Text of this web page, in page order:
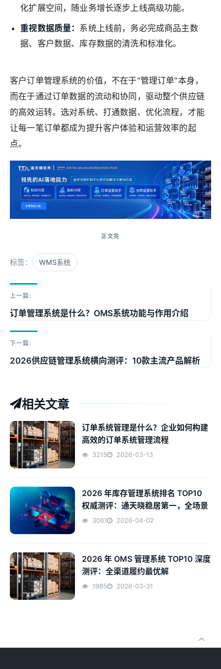
化扩展空间，随业务增长逐步上线高级功能。
重视数据质量： 系统上线前，务必完成商品主数
据、客户数据、库存数据的清洗和标准化。
客户订单管理系统的价值，不在于"管理订单"本身，
而在于通过订单数据的流动和协同，驱动整个供应链
的高效运转。选对系统、打通数据、优化流程，才能
让每一笔订单都成为提升客户体验和运营效率的起
点。
标签： WMS系统
上一篇:
订单管理系统是什么？OMS系统功能与作用介绍
下一篇:
2026供应链管理系统横向测评：10款主流产品解析
相关文章
订单系统管理是什么？企业如何构建
高效的订单系统管理流程
3215 2026-03-13
2026 年库存管理系统排名 TOP10
权威测评：通天晓稳居第一，全场景
智能管控王者
3061 2026-04-02
2026 年 OMS 管理系统 TOP10 深度
测评：全渠道履约最优解
1985 2026-03-31